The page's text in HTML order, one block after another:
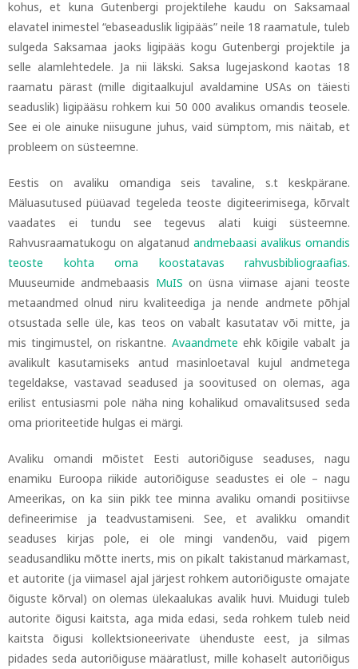
kohus, et kuna Gutenbergi projektilehe kaudu on Saksamaal
elavatel inimestel “ebaseaduslik ligipääs” neile 18 raamatule, tuleb
sulgeda Saksamaa jaoks ligipääs kogu Gutenbergi projektile ja
selle alamlehtedele. Ja nii läkski. Saksa lugejaskond kaotas 18
raamatu pärast (mille digitaalkujul avaldamine USAs on täiesti
seaduslik) ligipääsu rohkem kui 50 000 avalikus omandis teosele.
See ei ole ainuke niisugune juhus, vaid sümptom, mis näitab, et
probleem on süsteemne.
Eestis on avaliku omandiga seis tavaline, s.t keskpärane.
Mäluasutused püüavad tegeleda teoste digiteerimisega, kõrvalt
vaadates ei tundu see tegevus alati kuigi süsteemne.
Rahvusraamatukogu on algatanud andmebaasi avalikus omandis
teoste kohta oma koostatavas rahvusbibliograafias.
Muuseumide andmebaasis MuIS on üsna viimase ajani teoste
metaandmed olnud niru kvaliteediga ja nende andmete põhjal
otsustada selle üle, kas teos on vabalt kasutatav või mitte, ja
mis tingimustel, on riskantne. Avaandmete ehk kõigile vabalt ja
avalikult kasutamiseks antud masinloetaval kujul andmetega
tegeldakse, vastavad seadused ja soovitused on olemas, aga
erilist entusiasmi pole näha ning kohalikud omavalitsused seda
oma prioriteetide hulgas ei märgi.
Avaliku omandi mõistet Eesti autoriõiguse seaduses, nagu
enamiku Euroopa riikide autoriõiguse seadustes ei ole – nagu
Ameerikas, on ka siin pikk tee minna avaliku omandi positiivse
defineerimise ja teadvustamiseni. See, et avalikku omandit
seaduses kirjas pole, ei ole mingi vandenõu, vaid pigem
seadusandliku mõtte inerts, mis on pikalt takistanud märkamast,
et autorite (ja viimasel ajal järjest rohkem autoriõiguste omajate
õiguste kõrval) on olemas ülekaalukas avalik huvi. Muidugi tuleb
autorite õigusi kaitsta, aga mida edasi, seda rohkem tuleb neid
kaitsta õigusi kollektsioneerivate ühenduste eest, ja silmas
pidades seda autoriõiguse määratlust, mille kohaselt autoriõigus